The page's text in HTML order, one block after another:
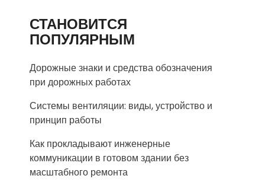
СТАНОВИТСЯ
ПОПУЛЯРНЫМ
Дорожные знаки и средства обозначения
при дорожных работах
Системы вентиляции: виды, устройство и
принцип работы
Как прокладывают инженерные
коммуникации в готовом здании без
масштабного ремонта